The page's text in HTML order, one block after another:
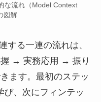
な流れ（Model Context
図解
する一連の流れは、
→ 実務応用 → 振り
ます。最初のステッ
び、次にフィンテッ